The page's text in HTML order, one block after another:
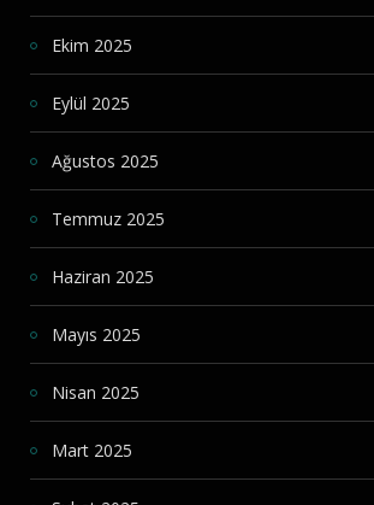
Ekim 2025
Eylül 2025
Ağustos 2025
Temmuz 2025
Haziran 2025
Mayıs 2025
Nisan 2025
Mart 2025